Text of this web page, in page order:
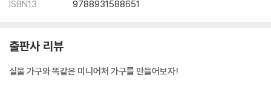
30 식탁
33 그릇장
35 장식장
ISBN13
9788931588651
출판사 리뷰
실물 가구와 똑같은 미니어처 가구를 만들어보자!